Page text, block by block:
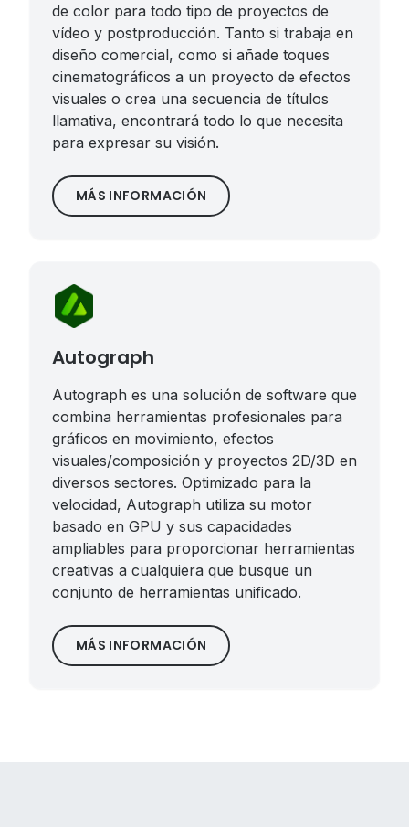
de color para todo tipo de proyectos de
vídeo y postproducción. Tanto si trabaja en
diseño comercial, como si añade toques
cinematográficos a un proyecto de efectos
visuales o crea una secuencia de títulos
llamativa, encontrará todo lo que necesita
para expresar su visión.
MÁS INFORMACIÓN
Autograph
Autograph es una solución de software que
combina herramientas profesionales para
gráficos en movimiento, efectos
visuales/composición y proyectos 2D/3D en
diversos sectores. Optimizado para la
velocidad, Autograph utiliza su motor
basado en GPU y sus capacidades
ampliables para proporcionar herramientas
creativas a cualquiera que busque un
conjunto de herramientas unificado.
MÁS INFORMACIÓN